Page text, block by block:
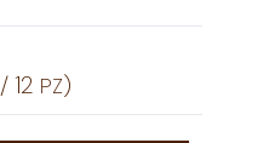
/12 PZ)